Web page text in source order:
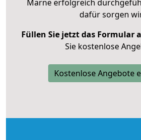
Marne erfolgreich
dafür sorgen
Füllen Sie jetzt das Formular
Sie kostenlose
Kostenlose Angebote